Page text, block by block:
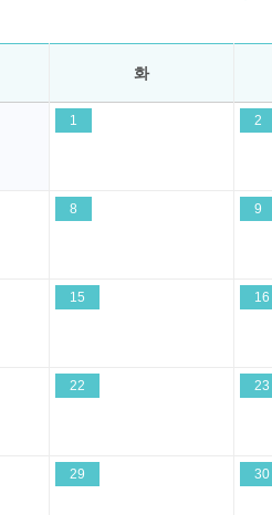
화
1 2
8 9
15 16
22 23
29 30